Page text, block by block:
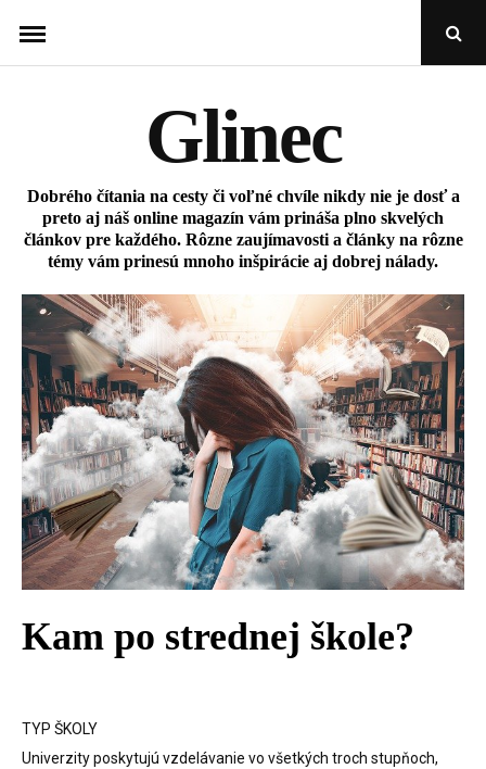
content
Open
Glinec
Dobrého čítania na cesty či voľné chvíle nikdy nie je dosť a
preto aj náš online magazín vám prináša plno skvelých
článkov pre každého. Rôzne zaujímavosti a články na rôzne
témy vám prinesú mnoho inšpirácie aj dobrej nálady.
Kam po strednej škole?
TYP ŠKOLY
Univerzity poskytujú vzdelávanie vo všetkých troch stupňoch,